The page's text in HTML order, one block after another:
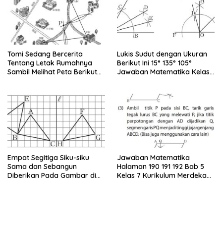
Tomi Sedang Bercerita
Tentang Letak Rumahnya
Sambil Melihat Peta Berikut
Lukis Sudut dengan Ukuran
Berikut Ini 15° 135° 105°
Jawaban Matematika Kelas
Empat Segitiga Siku-siku
Sama dan Sebangun
Diberikan Pada Gambar di
Jawaban Matematika
Halaman 190 191 192 Bab 5
Kelas 7 Kurikulum Merdeka